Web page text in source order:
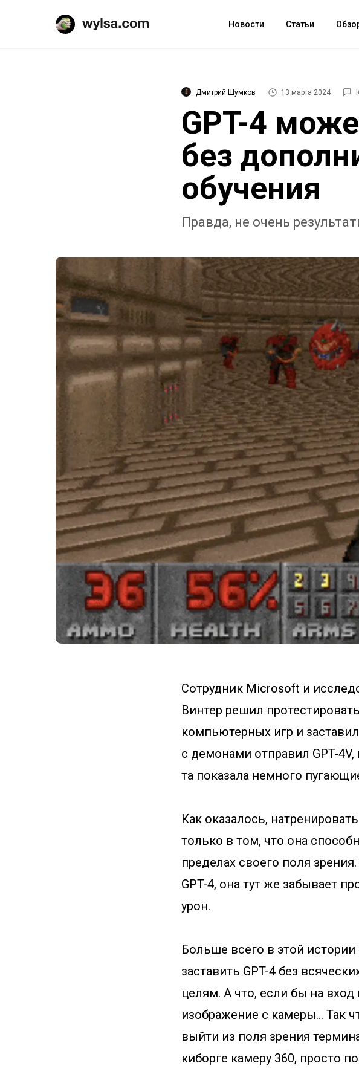
Новости Статьи
Дмитрий Шумков 13 марта 2024
GPT-4
без
обучения
Правда, не очень
Сотрудник Microsoft и
Винтер решил
компьютерных игр и
с демонами отправил GPT-
та показала немного
Как оказалось,
только в том, что она
пределах своего поля
GPT-4, она тут же забывает
урон.
Больше всего в этой истории
заставить GPT-4 без
целям. А что, если бы на
изображение с камеры… Так
выйти из поля зрения
киборге камеру 360, просто